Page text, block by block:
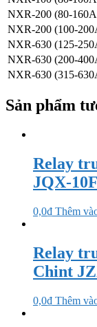
NXR-200 (80-
NXR-200 (100-
NXR-630 (125-
NXR-630 (200-
NXR-630 (315-
Sản phẩm
Relay
JQX-
0,0₫ Thêm
Relay
Chint
0,0₫ Thêm